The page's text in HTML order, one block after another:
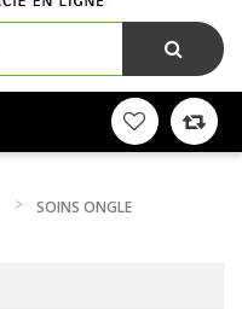
SOINS ONGLE